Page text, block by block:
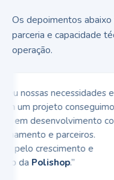
Os depoimentos
parceria e capacidade
operação.
nossas necessidades e
um projeto conseguimos
em desenvolvimento com
e parceiros.
pelo crescimento e
daPolishop.”